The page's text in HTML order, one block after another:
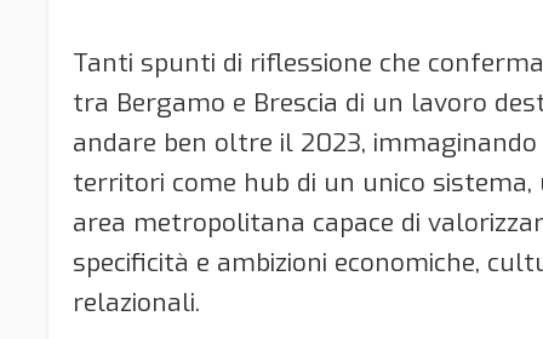
Tanti spunti di riflessione che
tra Bergamo e Brescia di un lavoro
andare ben oltre il 2023, immaginando
territori come hub di un unico sistema,
area metropolitana capace di
specificità e ambizioni economiche,
relazionali.